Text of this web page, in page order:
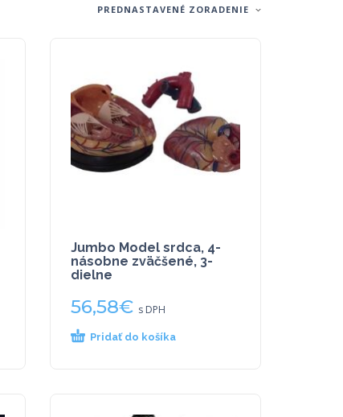
PREDNASTAVENÉ ZORADENIE
Jumbo Model srdca, 4-
násobne zväčšené, 3-
dielne
56,58€ s DPH
Pridať do košíka